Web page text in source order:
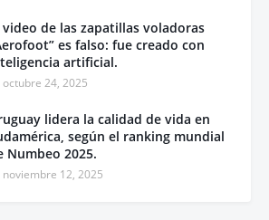
video de las zapatillas voladoras
es falso: fue creado con
artificial.
octubre 24, 2025
lidera la calidad de vida en
según el ranking mundial
Numbeo 2025.
noviembre 12, 2025